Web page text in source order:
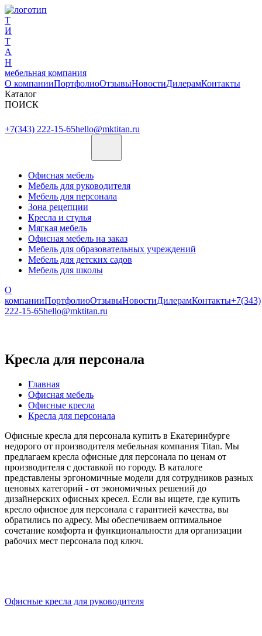
Т
И
Т
А
Н
мебельная компания
О компанииПортфолиоОтзывыНовостиДилерамКонтакты
Каталог
ПОИСК
+7(343) 222-15-65hello@mktitan.ru
Офисная мебель
Мебель для руководителя
Мебель для персонала
Зона рецепции
Кресла и стулья
Мягкая мебель
Офисная мебель на заказ
Мебель для образовательных учреждений
Мебель для детских садов
Мебель для школы
О
компанииПортфолиоОтзывыНовостиДилерамКонтакты+7(343)
222-15-65hello@mktitan.ru
Кресла для персонала
Главная
Офисная мебель
Офисные кресла
Кресла для персонала
Офисные кресла для персонала купить в Екатеринбурге
недорого от производителя мебельная компания Titan. Мы
предлагаем кресла офисные для персонала по ценам от
производителя с доставкой по городу. В каталоге
представлены эргономичные модели для сотрудников разных
ценовых категорий - от экономичных решений до
дизайнерских офисных кресел. Если вы ищете, где купить
кресло офисное для персонала с гарантией качества, вы
обратились по адресу. Мы обеспечиваем оптимальное
сочетание комфорта и функциональности для организации
рабочих мест персонала под ключ.
Офисные кресла для руководителя